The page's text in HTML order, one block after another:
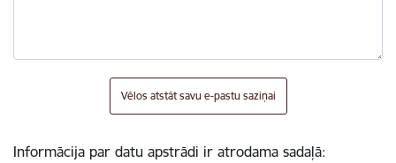
Vēlos atstāt savu e-pastu saziņai
Informācija par datu apstrādi ir atrodama sadaļā: